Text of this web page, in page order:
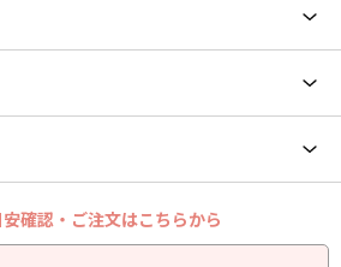
確認・ご注文はこちらから